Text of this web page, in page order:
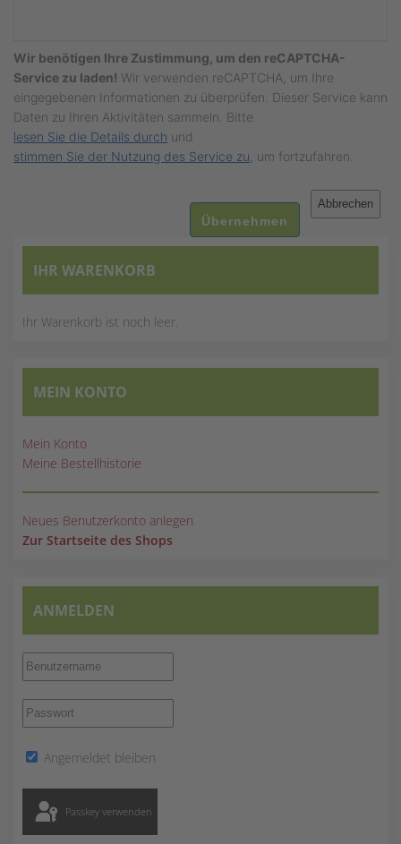
Wir benötigen Ihre Zustimmung, um den reCAPTCHA-
Service zu laden! Wir verwenden reCAPTCHA, um Ihre
eingegebenen Informationen zu überprüfen. Dieser Service kann
Daten zu Ihren Aktivitäten sammeln. Bitte
lesen Sie die Details durch und
stimmen Sie der Nutzung des Service zu , um fortzufahren.
Übernehmen
Abbrechen
IHR WARENKORB
Ihr Warenkorb ist noch leer.
MEIN KONTO
Mein Konto
Meine Bestellhistorie
Neues Benutzerkonto anlegen
Zur Startseite des Shops
ANMELDEN
Angemeldet bleiben
Passkey verwenden